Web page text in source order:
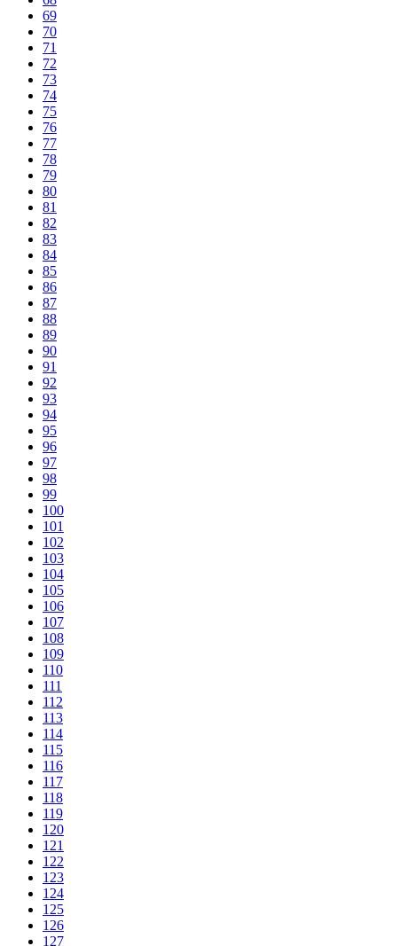
69
70
71
72
73
74
75
76
77
78
79
80
81
82
83
84
85
86
87
88
89
90
91
92
93
94
95
96
97
98
99
100
101
102
103
104
105
106
107
108
109
110
111
112
113
114
115
116
117
118
119
120
121
122
123
124
125
126
127